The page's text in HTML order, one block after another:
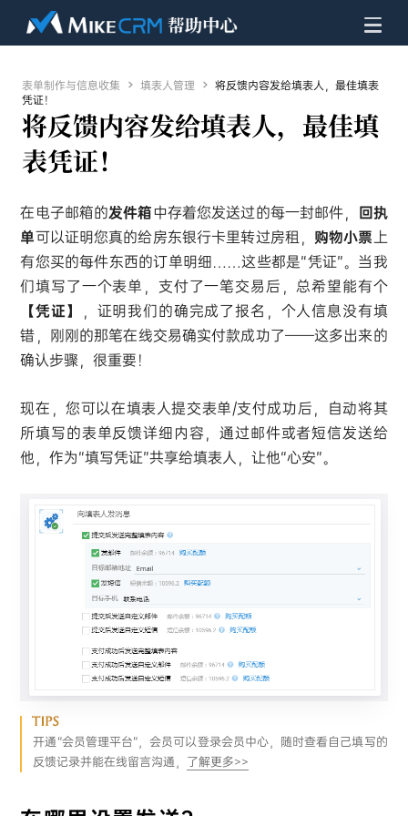
表单制作与信息收集  填表人管理  将反馈内容发给填表人，最佳填表
凭证！
将反馈内容发给填表人，最佳填
表凭证！
在电子邮箱的发件箱中存着您发送过的每一封邮件， 回执
单可以证明您真的给房东银行卡里转过房租， 购物小票上
有您买的每件东西的订单明细……这些都是“凭证”。当我
们填写了一个表单，支付了一笔交易后，总希望能有个
【凭证】
，证明我们的确完成了报名，个人信息没有填
错，刚刚的那笔在线交易确实付款成功了——这多出来的
确认步骤，很重要！
现在，您可以在填表人提交表单/支付成功后，自动将其
所填写的表单反馈详细内容，通过邮件或者短信发送给
他，作为“填写凭证”共享给填表人，让他“心安”。
开通“会员管理平台”，会员可以登录会员中心，随时查看自己填写的
反馈记录并能在线留言沟通， 了解更多>>